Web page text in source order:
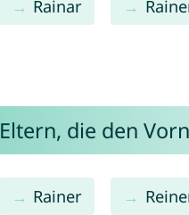
Rainar
Eltern, die den
Rainer